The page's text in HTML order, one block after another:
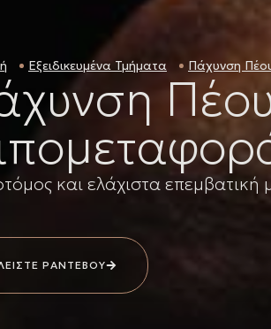
Εξειδικευμένα Τμήματα Πάχυνση
και ελάχιστα
ΡΑΝΤΕΒΟΥ